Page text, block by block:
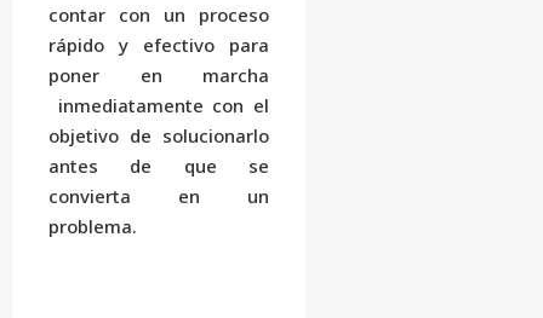
contar con un proceso
rápido y efectivo para
poner en marcha
inmediatamente con el
objetivo de solucionarlo
antes de que se
convierta en un
problema.